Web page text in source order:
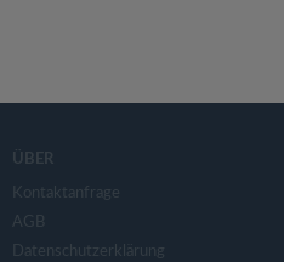
ÜBER
Kontaktanfrage
AGB
Datenschutzerklärung